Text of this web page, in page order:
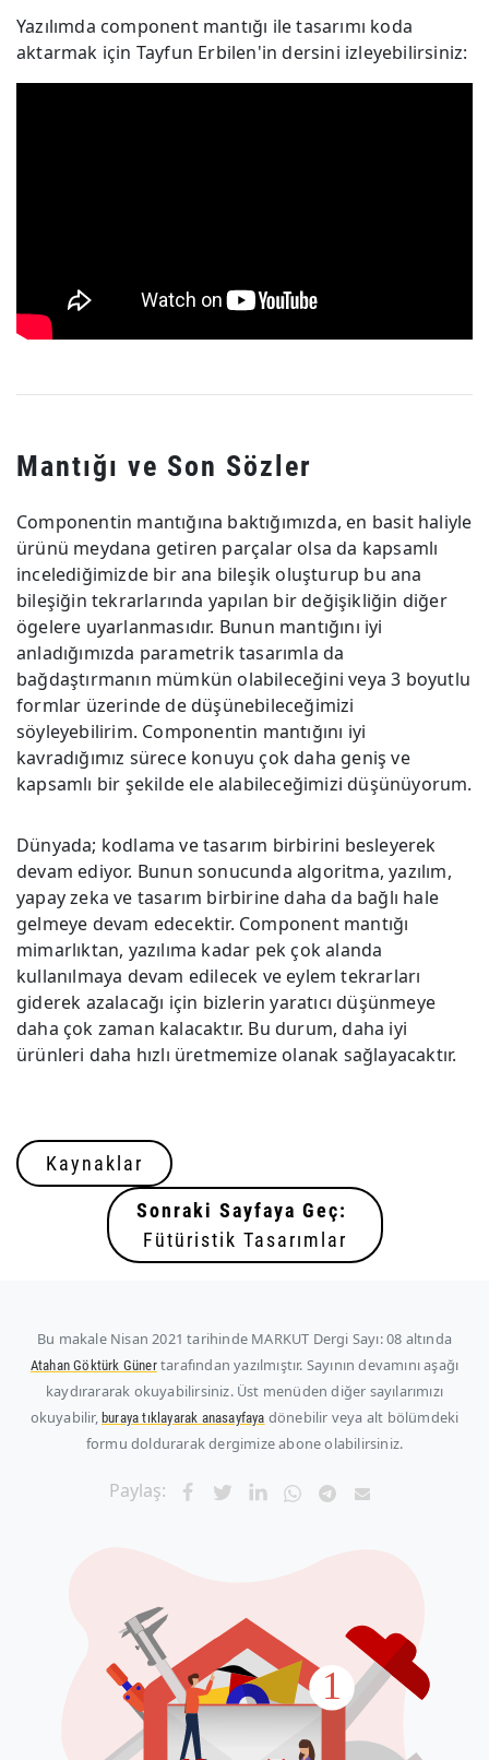
Yazılımda component mantığı ile tasarımı koda
aktarmak için Tayfun Erbilen'in dersini izleyebilirsiniz:
Mantığı ve Son Sözler
Componentin mantığına baktığımızda, en basit haliyle
ürünü meydana getiren parçalar olsa da kapsamlı
incelediğimizde bir ana bileşik oluşturup bu ana
bileşiğin tekrarlarında yapılan bir değişikliğin diğer
ögelere uyarlanmasıdır. Bunun mantığını iyi
anladığımızda parametrik tasarımla da
bağdaştırmanın mümkün olabileceğini veya 3 boyutlu
formlar üzerinde de düşünebileceğimizi
söyleyebilirim. Componentin mantığını iyi
kavradığımız sürece konuyu çok daha geniş ve
kapsamlı bir şekilde ele alabileceğimizi düşünüyorum.
Dünyada; kodlama ve tasarım birbirini besleyerek
devam ediyor. Bunun sonucunda algoritma, yazılım,
yapay zeka ve tasarım birbirine daha da bağlı hale
gelmeye devam edecektir. Component mantığı
mimarlıktan, yazılıma kadar pek çok alanda
kullanılmaya devam edilecek ve eylem tekrarları
giderek azalacağı için bizlerin yaratıcı düşünmeye
daha çok zaman kalacaktır. Bu durum, daha iyi
ürünleri daha hızlı üretmemize olanak sağlayacaktır.
Kaynaklar
Sonraki Sayfaya Geç:
Fütüristik Tasarımlar
Bu makale Nisan 2021 tarihinde MARKUT Dergi Sayı: 08 altında
Atahan Göktürk Günertarafından yazılmıştır. Sayının devamını aşağı
kaydırararak okuyabilirsiniz. Üst menüden diğer sayılarımızı
okuyabilir, buraya tıklayarak anasayfaya dönebilir veya alt bölümdeki
formu doldurarak dergimize abone olabilirsiniz.
Paylaş: